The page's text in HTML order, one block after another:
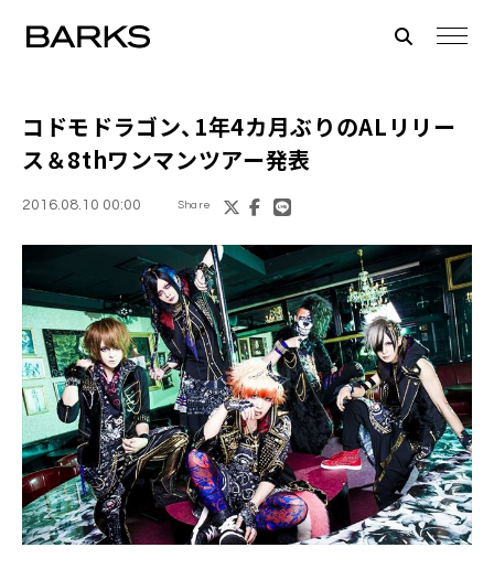
コドモドラゴン、1年4カ月ぶりのALリリー
ス＆8thワンマンツアー発表
2016.08.10 00:00 Share